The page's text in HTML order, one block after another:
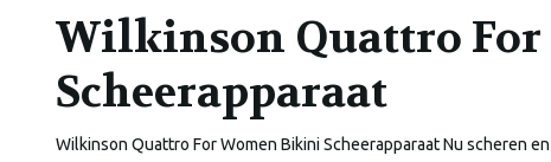
Wilkinson Quattro
Scheerapparaat
Wilkinson Quattro For Women Bikini Scheerapparaat Nu scheren